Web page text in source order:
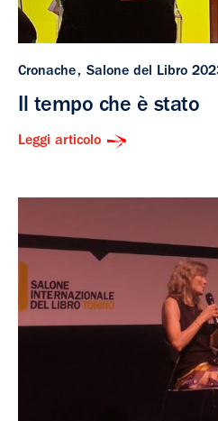
Cronache Salone del Libro
Il tempo che è stato
Leggi articolo